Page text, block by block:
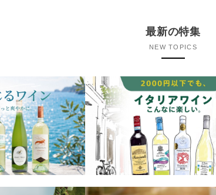
最新の特集
NEW TOPICS